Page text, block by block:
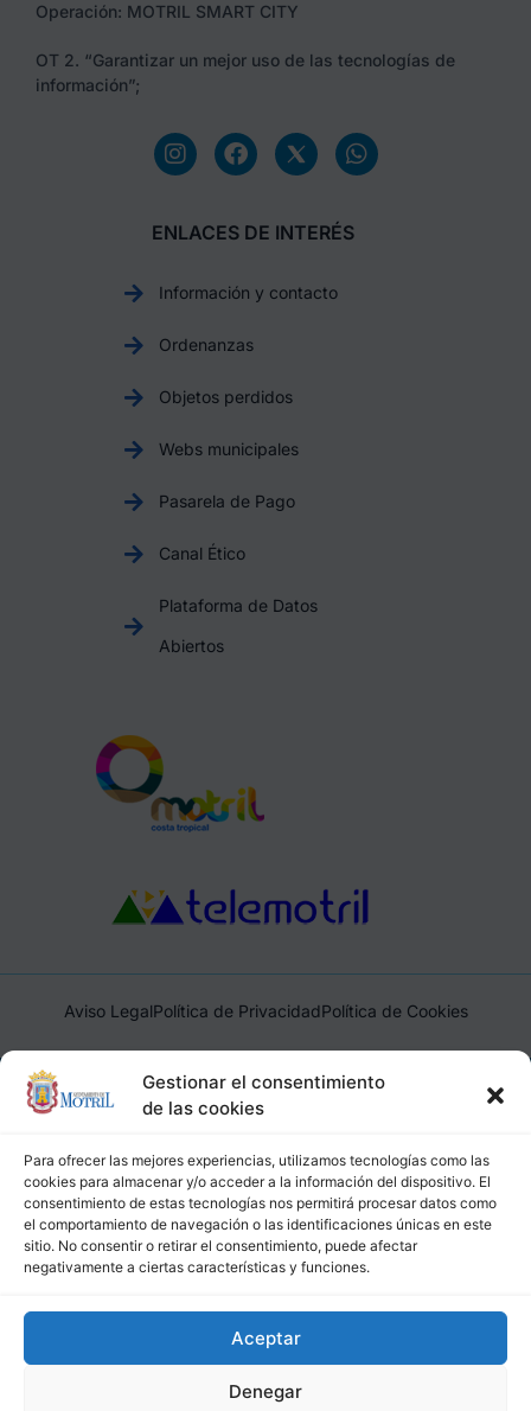
Gestionar el consentimiento
de las cookies
Para ofrecer las mejores experiencias, utilizamos tecnologías como las
cookies para almacenar y/o acceder a la información del dispositivo. El
consentimiento de estas tecnologías nos permitirá procesar datos como
el comportamiento de navegación o las identificaciones únicas en este
sitio. No consentir o retirar el consentimiento, puede afectar
negativamente a ciertas características y funciones.
Aceptar
Denegar
Operación: MOTRIL SMART CITY
OT 2. “Garantizar un mejor uso de las tecnologías de
información”;
ENLACES DE INTERÉS
Información y contacto
Ordenanzas
Objetos perdidos
Webs municipales
Pasarela de Pago
Canal Ético
Plataforma de Datos
Abiertos
Aviso LegalPolítica de PrivacidadPolítica de Cookies
Ayuntamiento de Motril, Plaza de España, 1, 18600, Motril,
(Granada), CIF: P1814200J, DIR3: L01181400